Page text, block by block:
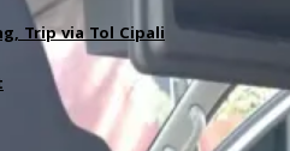
Trip via Tol Cipali